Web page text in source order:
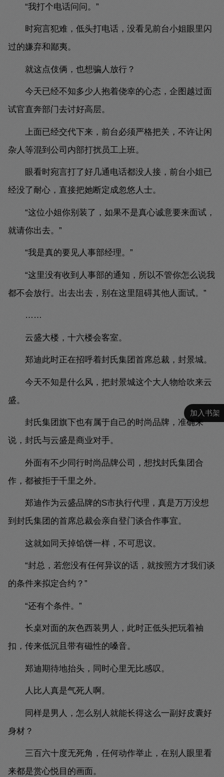
加入书架
“我打个电话问问。”
时宛言犯难，低头打电话，没看见前台小姐眼里闪
过的嫌弃和鄙夷。
就这点伎俩，也想骗人放行？
今天已经不知多少人抱着侥幸的心态，企图越过面
试官直奔部门去讨好高层。
上面已经交代下来，前台必须严格把关，不许让闲
杂人等混到公司内部打扰员工上班。
眼看时宛言打了好几通电话都没人接，前台小姐已
经没了耐心，直接把她断定成忽悠人士。
“这位小姐你别装了，如果不是真心诚意要来面试，
就请你出去。”
“我是真的要见人事部经理。”
“这里没有收到人事部的通知，所以不管你怎么说我
都不会放行。出去出去，别在这里阻碍其他人面试。”
……
云盛大楼，十六楼会客室。
郑迪此时正在招呼着封氏集团首席总裁，封景城。
今天不知是什么风，把封景城这个大人物给吹来云
盛。
封氏集团旗下也有属于自己的时尚品牌，准确来
说，封氏与云盛是商业对手。
外面有不少同行时尚品牌公司，想找封氏集团合
作，都被拒于千里之外。
郑迪作为云盛品牌的S市执行代理，真是万万没想
到封氏集团的首席总裁会亲自登门谈合作事宜。
这就如同天掉馅饼一样，不可思议。
“封总，若您没有任何异议的话，就按照方才我们谈
的条件来拟定合约？”
“还有个条件。”
长桌对面的灰色西装男人，此时正低头把玩着袖
扣，传来低沉且带有磁性的嗓音。
郑迪期待地抬头，同时心里无比感叹。
人比人真是气死人啊。
同样是男人，怎么别人就能长得这么一副好皮囊好
身材？
三百六十度无死角，任何动作举止，在别人眼里看
来都是赏心悦目的画面。